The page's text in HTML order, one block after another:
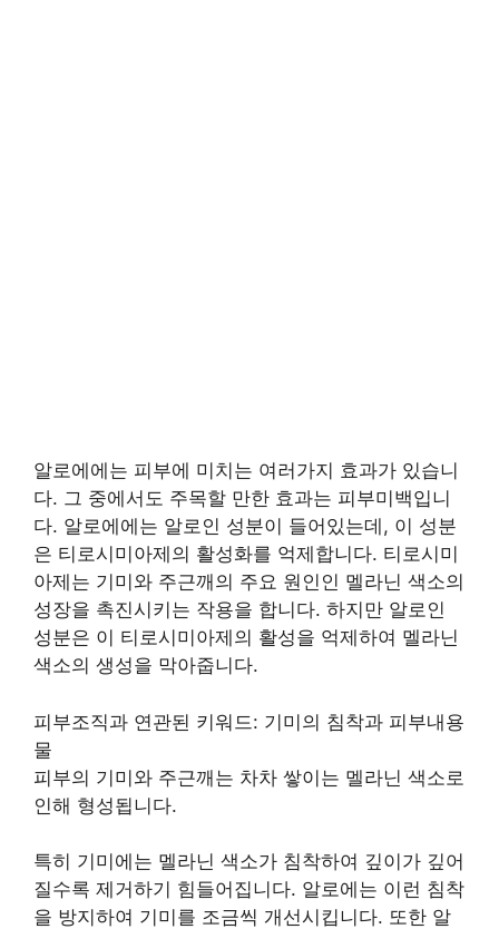
알로에에는 피부에 미치는 여러가지 효과가 있습니
다. 그 중에서도 주목할 만한 효과는 피부미백입니
다. 알로에에는 알로인 성분이 들어있는데, 이 성분
은 티로시미아제의 활성화를 억제합니다. 티로시미
아제는 기미와 주근깨의 주요 원인인 멜라닌 색소의
성장을 촉진시키는 작용을 합니다. 하지만 알로인
성분은 이 티로시미아제의 활성을 억제하여 멜라닌
색소의 생성을 막아줍니다.
피부조직과 연관된 키워드: 기미의 침착과 피부내용
물
피부의 기미와 주근깨는 차차 쌓이는 멜라닌 색소로
인해 형성됩니다.
특히 기미에는 멜라닌 색소가 침착하여 깊이가 깊어
질수록 제거하기 힘들어집니다. 알로에는 이런 침착
을 방지하여 기미를 조금씩 개선시킵니다. 또한 알